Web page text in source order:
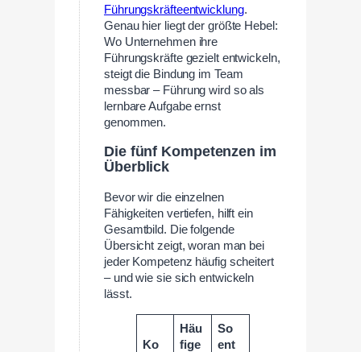
Führungskräfteentwicklung.
Genau hier liegt der größte Hebel:
Wo Unternehmen ihre
Führungskräfte gezielt entwickeln,
steigt die Bindung im Team
messbar – Führung wird so als
lernbare Aufgabe ernst
genommen.
Die fünf Kompetenzen im
Überblick
Bevor wir die einzelnen
Fähigkeiten vertiefen, hilft ein
Gesamtbild. Die folgende
Übersicht zeigt, woran man bei
jeder Kompetenz häufig scheitert
– und wie sie sich entwickeln
lässt.
Ko
Häu
fige
So
ent